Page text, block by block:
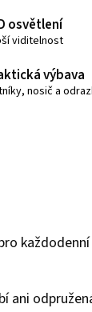
osvětlení
viditelnost
výbava
nosič a